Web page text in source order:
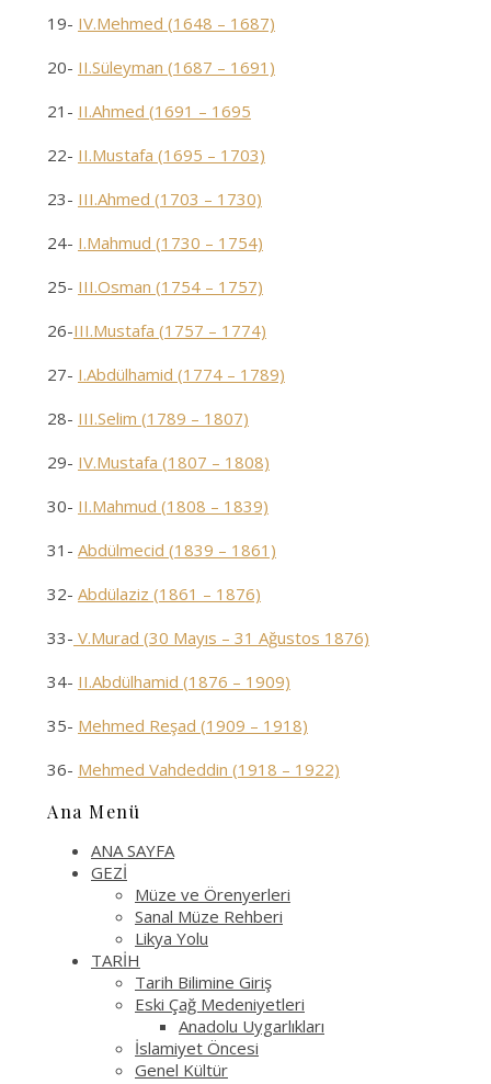
19- IV.Mehmed (1648 – 1687)
20- II.Süleyman (1687 – 1691)
21- II.Ahmed (1691 – 1695
22- II.Mustafa (1695 – 1703)
23- III.Ahmed (1703 – 1730)
24- I.Mahmud (1730 – 1754)
25- III.Osman (1754 – 1757)
26-III.Mustafa (1757 – 1774)
27- I.Abdülhamid (1774 – 1789)
28- III.Selim (1789 – 1807)
29- IV.Mustafa (1807 – 1808)
30- II.Mahmud (1808 – 1839)
31- Abdülmecid (1839 – 1861)
32- Abdülaziz (1861 – 1876)
33- V.Murad (30 Mayıs – 31 Ağustos 1876)
34- II.Abdülhamid (1876 – 1909)
35- Mehmed Reşad (1909 – 1918)
36- Mehmed Vahdeddin (1918 – 1922)
Ana Menü
ANA SAYFA
GEZİ
Müze ve Örenyerleri
Sanal Müze Rehberi
Likya Yolu
TARİH
Tarih Bilimine Giriş
Eski Çağ Medeniyetleri
Anadolu Uygarlıkları
İslamiyet Öncesi
Genel Kültür